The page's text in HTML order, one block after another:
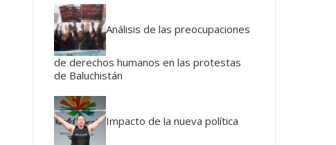
Análisis de las preocupaciones
de derechos humanos en las protestas
de Baluchistán
Impacto de la nueva política